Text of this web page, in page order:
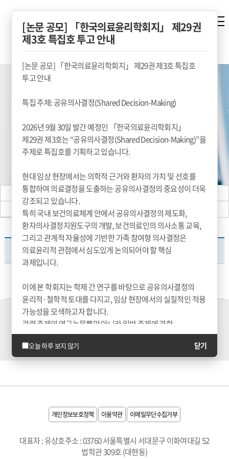
학술대회 공지사항
학술대회 안내
초록 제출
초록 확인
번호 제목
한국의료윤리학회 2026-05-04 250
개인정보보호정책 이용약관 이메일무단수집거부
대표자 : 유상호주소 : 03760 서울특별시 서대문구 이화여대길 52
법학관 309호 (대현동)
[논문 공모] 「한국의료윤리학회지」 제29권
제3호 특집호 투고 안내
[논문 공모] 「한국의료윤리학회지」 제29권 제3호 특집호
투고 안내
특집 주제: 공유의사결정(Shared Decision-Making)
2026년 9월 30일 발간 예정인 「한국의료윤리학회지」
제29권 제3호는 “공유의사결정(Shared Decision-Making)”을
주제로 특집호를 기획하고 있습니다.
현대 임상 현장에서는 의학적 근거와 환자의 가치 및 선호를
통합하여 의료결정을 도출하는 공유의사결정의 중요성이 더욱
강조되고 있습니다.
특히 국내 보건의료체계 안에서 공유의사결정의 제도화,
환자의사결정지원도구의 개발, 보건의료인의 의사소통 교육,
그리고 관계적 자율성에 기반한 가족 참여형 의사결정은
의료윤리적 관점에서 심도있게 논의되어야 할 핵심
과제입니다.
이에 본 학회지는 학제 간 연구를 바탕으로 공유의사결정의
윤리적·철학적 토대를 다지고, 임상 현장에서의 실질적인 적용
가능성을 모색하고자 합니다.
관련 주제의 연구논문뿐만 아니라 일반 주제에 관한
연구논문도 함께 공모하오니, 연구자 여러분의 많은 관심과
투고를 부탁드립니다.
감사합니다.
오늘 하루 보지 않기 닫기